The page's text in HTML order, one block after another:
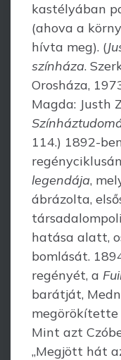
kastélyában
(ahova a
hívta meg). (
színháza.
Orosháza,
Magda: Justh
114.) 1892-
legendája,
ábrázolta,
hatása alatt,
bomlását.
regényét, a
barátját,
megörökítette
Mint azt
„Megjött hát